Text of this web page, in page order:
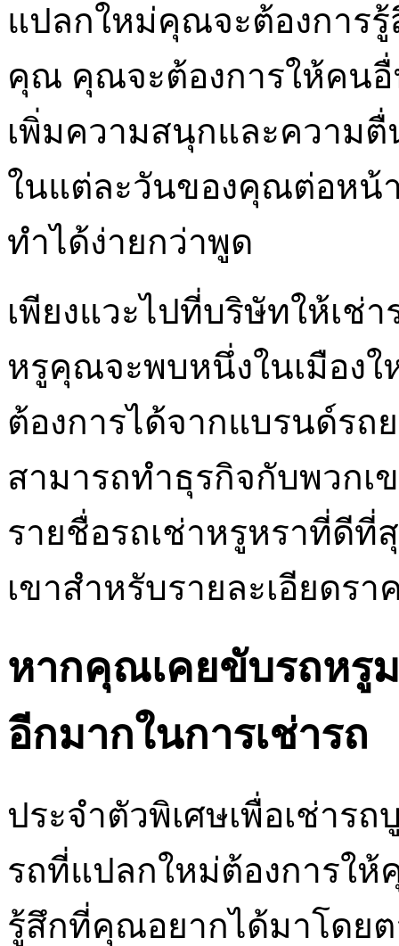
แปลกใหม่คุณจะต้องการ
คุณ คุณจะต้องการให้คนอื่
เพิ่มความสนุกและความตื่
ในแต่ละวันของคุณต่อหน้
ทำได้ง่ายกว่าพูด
เพียงแวะไปที่บริษัทให้เช่
หรูคุณจะพบหนึ่งในเมือง
ต้องการได้จากแบรนด์ร
สามารถทำธุรกิจกับพวกเ
รายชื่อรถเช่าหรูหราที่ดีที่
เขาสำหรับรายละเอียดร
หากคุณเคยขับรถหรู
อีกมากในการเช่ารถ
ประจำตัวพิเศษเพื่อเช่าร
รถที่แปลกใหม่ต้องการใ
รู้สึกที่คุณอยากได้มาโดย